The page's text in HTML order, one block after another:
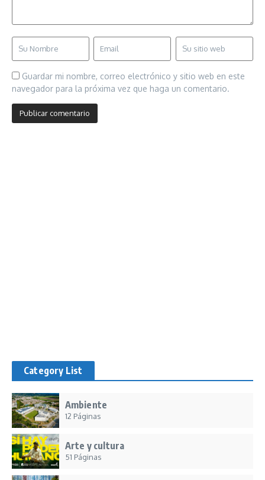
Guardar mi nombre, correo electrónico y sitio web en este
navegador para la próxima vez que haga un comentario.
Category List
Ambiente
12 Páginas
Arte y cultura
51 Páginas